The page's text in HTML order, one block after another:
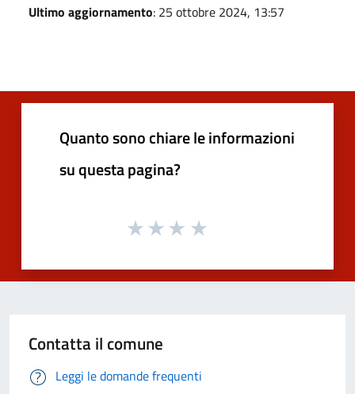
Ultimo aggiornamento: 25 ottobre 2024, 13:57
Quanto sono chiare le informazioni
su questa pagina?
Contatta il comune
Leggi le domande frequenti